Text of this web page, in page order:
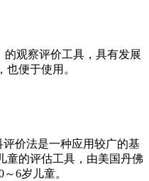
的观察评价工具，具有发展
便于使用。
价法是一种应用较广的基
童的评估工具，由美国丹佛
6岁儿童。